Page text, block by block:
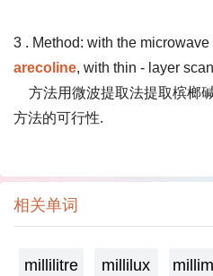
3 . Method: with the
arecoline, with thin - layer
方法用微波提取法提取槟榔
方法的可行性.
相关单词
millilitre millilux